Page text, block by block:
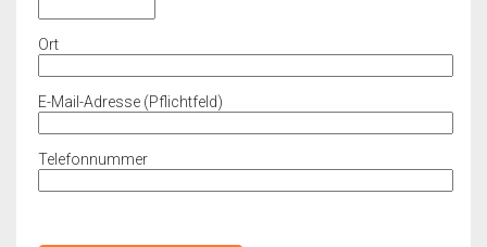
Ort
E-Mail-Adresse (Pflichtfeld)
Telefonnummer